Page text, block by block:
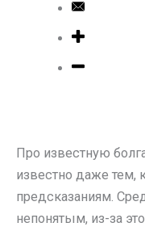
Про известную
известно даже тем,
предсказаниям.
непонятым, из-за